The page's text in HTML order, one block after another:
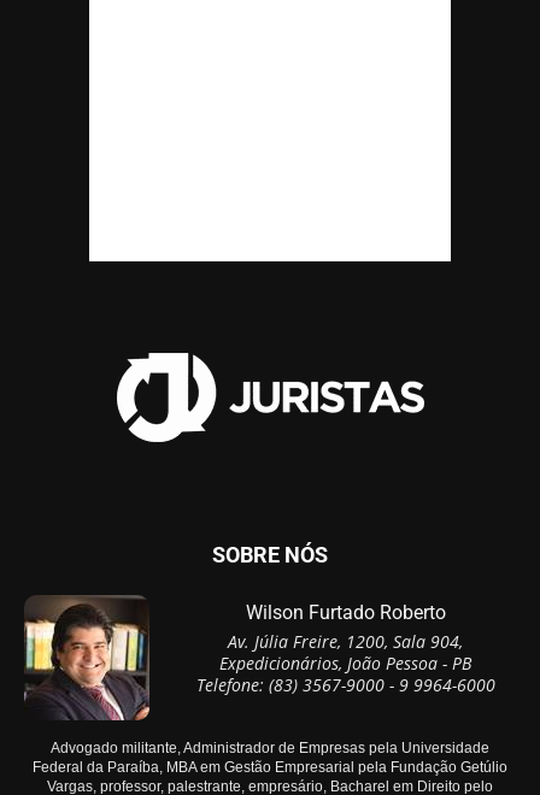
SOBRE NÓS
Wilson Furtado Roberto
Av. Júlia Freire, 1200, Sala 904,
Expedicionários, João Pessoa - PB
Telefone: (83) 3567-9000 - 9 9964-6000
Advogado militante, Administrador de Empresas pela Universidade
Federal da Paraíba, MBA em Gestão Empresarial pela Fundação Getúlio
Vargas, professor, palestrante, empresário, Bacharel em Direito pelo